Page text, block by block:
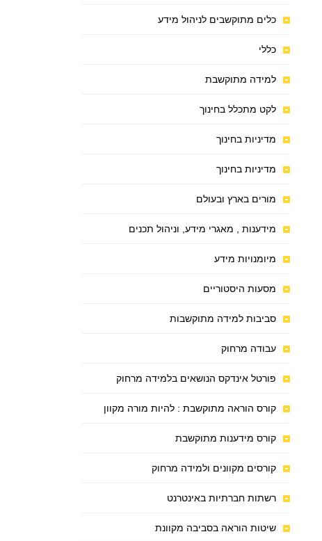
כלים מתוקשבים לניהול מידע
כללי
למידה מתוקשבת
לקט מתכלל בחינוך
מדיניות בחינוך
מדיניות בחינוך
מורים בארץ ובעולם
מידענות , מאגרי מידע, וניהול תכנים
מיומנויות מידע
מסעות היסטוריים
סביבות למידה מתוקשבות
עבודה מרחוק
פורטל אינדקס הנושאים בלמידה מרחוק
קורס הוראה מתוקשבת : להיות מורה מקוון
קורס מידענות מתוקשבת
קורסים מקוונים ולמידה מרחוק
רשתות חברתיות באינטרנט
שיטות הוראה בסביבה מקוונת